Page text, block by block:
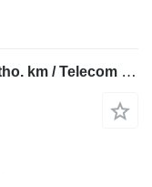
IVECO Eurocargo 120-250 4×2 / 90 tho. km / Telecom 20 drilling rig